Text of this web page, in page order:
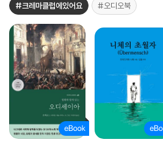
#크레마클럽에있어요 #오디오북